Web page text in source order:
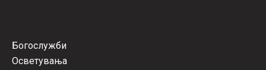
Богослужби
Осветувања